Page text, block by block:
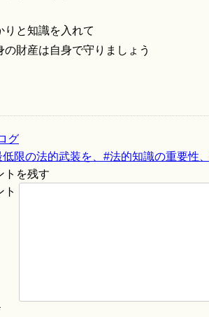
りと知識を入れて
の財産は自身で守りましょう
グ
低限の法的武装を、#法的知識の重要性
トを残す
ト